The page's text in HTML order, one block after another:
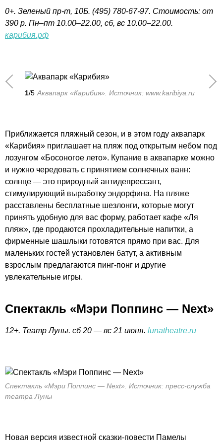
0+. Зеленый пр-т, 10Б. (495) 780-67-97. Стоимость: от
390 р. Пн–пт 10.00–22.00, сб, вс 10.00–22.00.
карибия.рф
1/5 Аквапарк «Карибия». Источник: www.karibiya.ru
Приближается пляжный сезон, и в этом году аквапарк
«Карибия» приглашает на пляж под открытым небом под
лозунгом «Босоногое лето». Купание в аквапарке можно
и нужно чередовать с принятием солнечных ванн:
солнце — это природный антидепрессант,
стимулирующий выработку эндорфина. На пляже
расставлены бесплатные шезлонги, которые могут
принять удобную для вас форму, работает кафе «Ля
пляж», где продаются прохладительные напитки, а
фирменные шашлыки готовятся прямо при вас. Для
маленьких гостей установлен батут, а активным
взрослым предлагаются пинг-понг и другие
увлекательные игры.
Спектакль «Мэри Поппинс — Next»
12+. Театр Луны. сб 20 — вс 21 июня. lunatheatre.ru
Спектакль «Мэри Поппинс — Next». Источник: пресс-служба
театра Луны
Новая версия известной сказки-повести Памелы